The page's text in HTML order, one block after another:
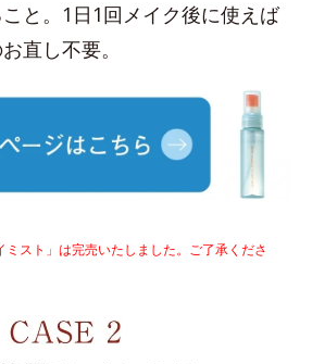
と。1日1回メイク後に使えば
直し不要。
スト」は完売いたしました。ご了承くださ